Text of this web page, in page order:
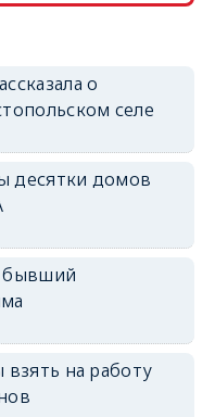
о
селе
десятки домов
бывший
на работу